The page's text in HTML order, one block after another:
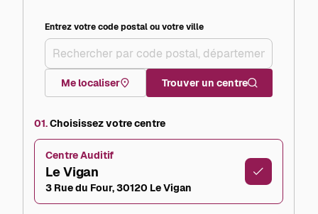
Entrez votre code postal ou votre ville
Me localiser Trouver un centre
01.Choisissez votre centre
Centre Auditif
Le Vigan
3 Rue du Four, 30120 Le Vigan